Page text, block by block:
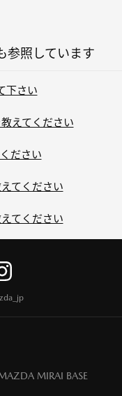
参照しています
下さい
えてください
ださい
てください
てください
MIRAI BASE